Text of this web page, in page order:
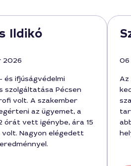
Ildikó
2026
és ifjúságvédelmi
szolgáltatása Pécsen
volt. A szakember
az ügyemet, a
órát vett igénybe, ára 15
Nagyon elégedett
06
Az